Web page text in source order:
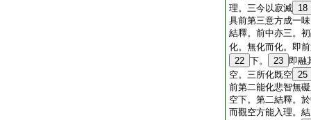
理。三今以寂滅 18
具前第三意方成一
結釋。前中亦三。
化。無化而化。即
22 下。 23 即融
空。三所化既空 25
前第二能化悲智無
空下。第二結釋。
而觀空方能入理。